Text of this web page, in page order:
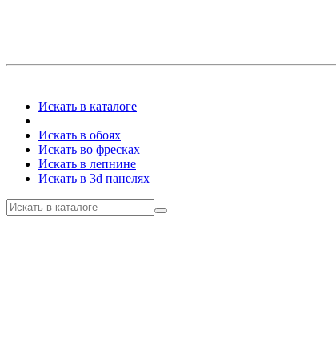
Искать в каталоге
Искать в обоях
Искать во фресках
Искать в лепнине
Искать в 3d панелях